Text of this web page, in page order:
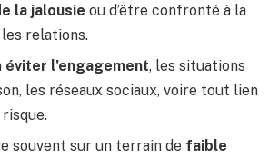
la jalousie ou d’être confronté à la
les relations.
éviter l’engagement, les situations
les réseaux sociaux, voire tout lien
souvent sur un terrain de faible